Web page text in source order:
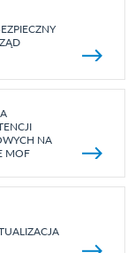
NA
MOF